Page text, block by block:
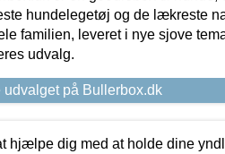
hundelegetøj og de lækreste
familien, leveret i nye sjove
udvalg.
udvalget på Bullerbox.dk
hjælpe dig med at holde dine